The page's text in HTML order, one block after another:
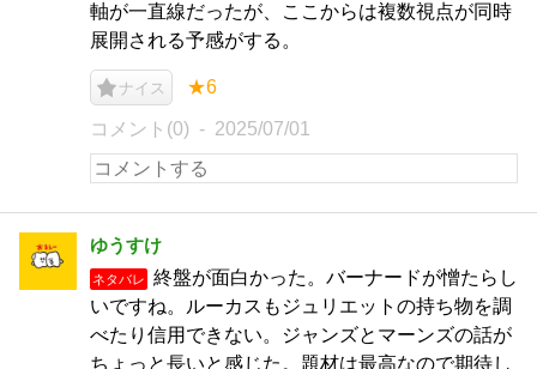
軸が一直線だったが、ここからは複数視点が同時
展開される予感がする。
ナイス ★6
コメント(0) 2025/07/01
ゆうすけ
ネタバレ
終盤が面白かった。バーナードが憎たらし
いですね。ルーカスもジュリエットの持ち物を調
べたり信用できない。ジャンズとマーンズの話が
ちょっと長いと感じた。題材は最高なので期待し